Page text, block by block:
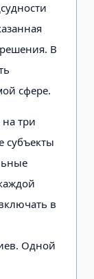
В
сфере.
на три
субъекты
в
Одной